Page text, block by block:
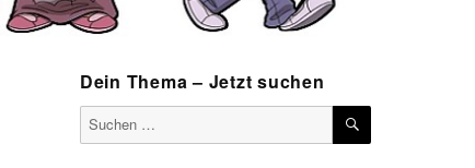
Dein Thema – Jetzt suchen
Suchen
nach:
SUCHEN